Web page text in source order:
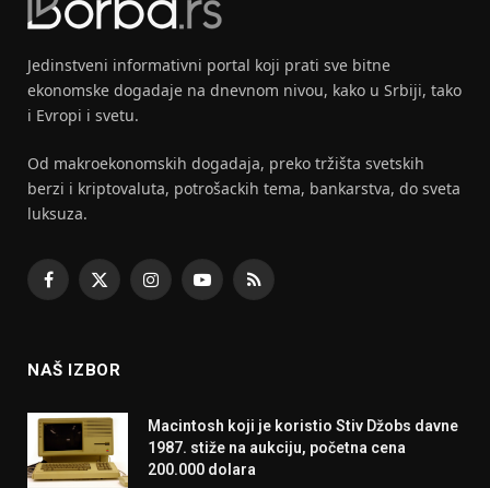
Jedinstveni informativni portal koji prati sve bitne
ekonomske dogadaje na dnevnom nivou, kako u Srbiji, tako
i Evropi i svetu.
Od makroekonomskih dogadaja, preko tržišta svetskih
berzi i kriptovaluta, potrošackih tema, bankarstva, do sveta
luksuza.
Facebook
X
InstagramYouTubeRSS
NAŠ IZBOR
Macintosh koji je koristio Stiv Džobs davne
1987. stiže na aukciju, početna cena
200.000 dolara